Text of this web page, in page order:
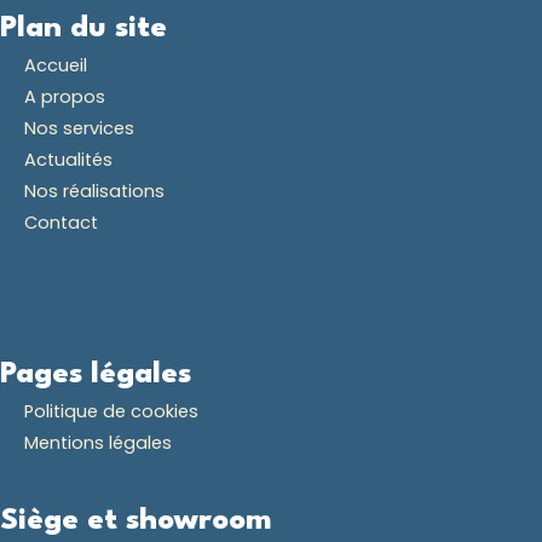
Plan du site
Accueil
A propos
Nos services
Actualités
Nos réalisations
Contact
Pages légales
Politique de cookies
Mentions légales
Siège et showroom